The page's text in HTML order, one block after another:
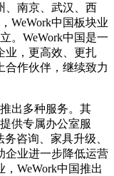
、南京、武汉、西
WeWork中国板块业
。WeWork中国是一
业，更高效、更扎
合作伙伴，继续致力
出多种服务。其
供专属办公室服
咨询、家具升级、
企业进一步降低运营
WeWork中国推出